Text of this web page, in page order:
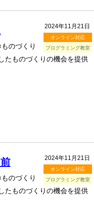
2024年11月21日
オンライン対応
プログラミング教室
のづくり
たものづくりの機会を提供
2024年11月21日
オンライン対応
プログラミング教室
のづくり
たものづくりの機会を提供